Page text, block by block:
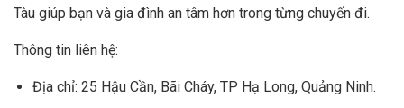
Tàu giúp bạn và gia đình an tâm hơn trong từng chuyến đi.
Thông tin liên hệ:
Địa chỉ: 25 Hậu Cần, Bãi Cháy, TP Hạ Long, Quảng Ninh.